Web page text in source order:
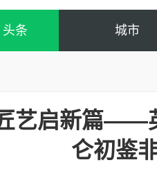
头条 城市
艺启新篇——
仑初鉴